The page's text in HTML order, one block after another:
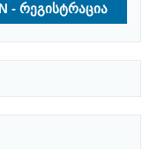
- ᲠᲔᲒᲘᲡᲢᲠᲐᲪᲘᲐ